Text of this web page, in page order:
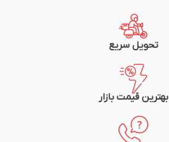
شرکت سازنده: سیم و کابل مشهد
تحویل سریع
بهترین قیمت بازار